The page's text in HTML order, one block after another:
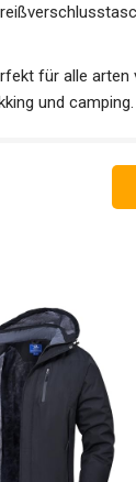
für alle
und camping.